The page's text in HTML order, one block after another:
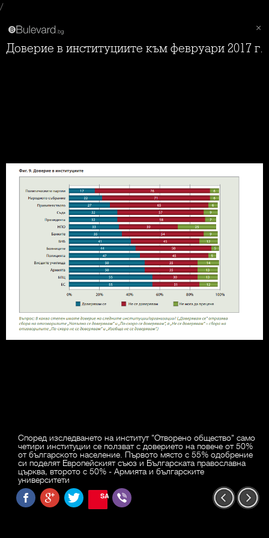
/
Доверие в институциите към февруари 2017 г.
Според изследването на институт "Отворено общество" само
четири институции се ползват с доверието на повече от 50%
от българското население. Първото място с 55% одобрение
си поделят Европейският съюз и Българската православна
църква, второто с 50% - Армията и българските
университети
SAVE